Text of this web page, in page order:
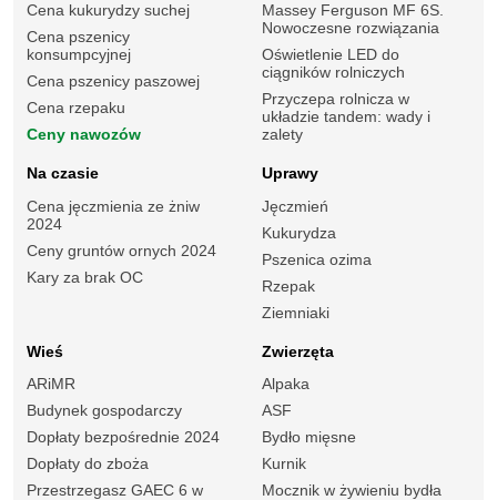
Cena kukurydzy suchej
Cena pszenicy
konsumpcyjnej
Cena pszenicy paszowej
Cena rzepaku
Ceny nawozów
Massey Ferguson MF 6S.
Nowoczesne rozwiązania
Oświetlenie LED do
ciągników rolniczych
Przyczepa rolnicza w
układzie tandem: wady i
zalety
Na czasie
Cena jęczmienia ze żniw
2024
Ceny gruntów ornych 2024
Kary za brak OC
Uprawy
Jęczmień
Kukurydza
Pszenica ozima
Rzepak
Ziemniaki
Wieś
ARiMR
Budynek gospodarczy
Dopłaty bezpośrednie 2024
Dopłaty do zboża
Przestrzegasz GAEC 6 w
Zwierzęta
Alpaka
ASF
Bydło mięsne
Kurnik
Mocznik w żywieniu bydła